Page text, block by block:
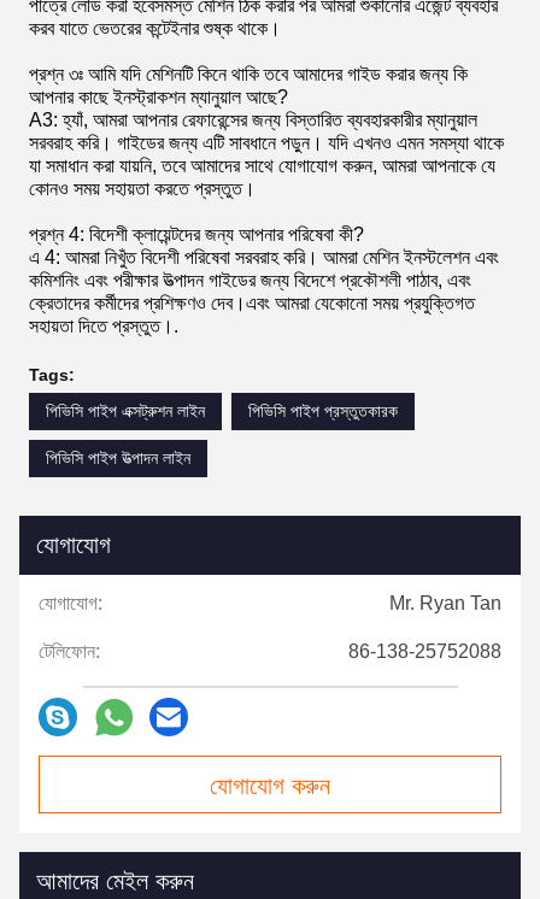
পাত্রে লোড করা হবেসমস্ত মেশিন ঠিক করার পর আমরা শুকানোর এজেন্ট ব্যবহার
করব যাতে ভেতরের কন্টেইনার শুষ্ক থাকে।
প্রশ্ন ৩ঃ আমি যদি মেশিনটি কিনে থাকি তবে আমাদের গাইড করার জন্য কি
আপনার কাছে ইনস্ট্রাকশন ম্যানুয়াল আছে?
A3: হ্যাঁ, আমরা আপনার রেফারেন্সের জন্য বিস্তারিত ব্যবহারকারীর ম্যানুয়াল
সরবরাহ করি। গাইডের জন্য এটি সাবধানে পড়ুন। যদি এখনও এমন সমস্যা থাকে
যা সমাধান করা যায়নি, তবে আমাদের সাথে যোগাযোগ করুন, আমরা আপনাকে যে
কোনও সময় সহায়তা করতে প্রস্তুত।
প্রশ্ন 4: বিদেশী ক্লায়েন্টদের জন্য আপনার পরিষেবা কী?
এ 4: আমরা নিখুঁত বিদেশী পরিষেবা সরবরাহ করি। আমরা মেশিন ইনস্টলেশন এবং
কমিশনিং এবং পরীক্ষার উত্পাদন গাইডের জন্য বিদেশে প্রকৌশলী পাঠাব, এবং
ক্রেতাদের কর্মীদের প্রশিক্ষণও দেব।এবং আমরা যেকোনো সময় প্রযুক্তিগত
সহায়তা দিতে প্রস্তুত।.
Tags:
পিভিসি পাইপ এক্সট্রুশন লাইন
পিভিসি পাইপ প্রস্তুতকারক
পিভিসি পাইপ উত্পাদন লাইন
যোগাযোগ
যোগাযোগ: Mr. Ryan Tan
টেলিফোন: 86-138-25752088
যোগাযোগ করুন
আমাদের মেইল ​​করুন